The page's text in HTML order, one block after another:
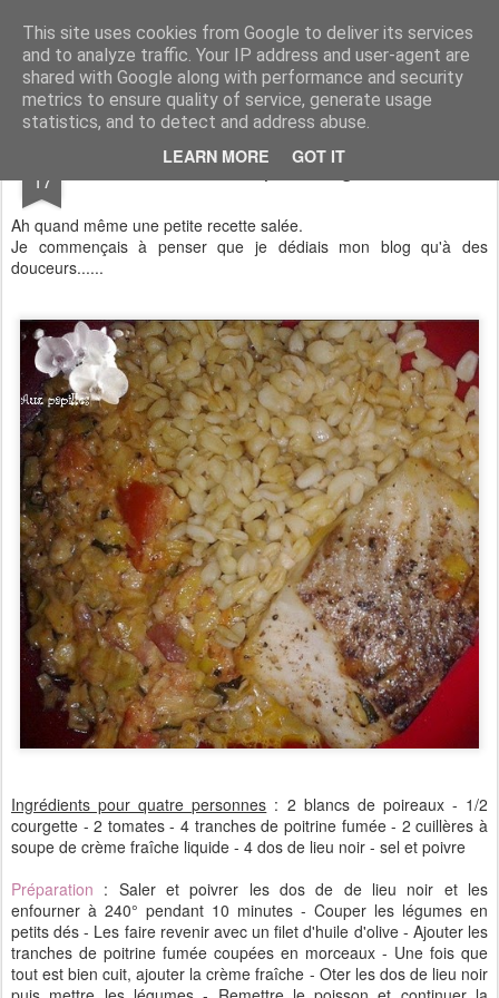
This site uses cookies from Google to deliver its services
and to analyze traffic. Your IP address and user-agent are
shared with Google along with performance and security
metrics to ensure quality of service, generate usage
statistics, and to detect and address abuse.
LEARN MORE GOT IT
Aux papilles by Virginie
17 Lieu noir et petits légumes
Ah quand même une petite recette salée.
Je commençais à penser que je dédiais mon blog qu'à des
douceurs......
Ingrédients pour quatre personnes : 2 blancs de poireaux - 1/2
courgette - 2 tomates - 4 tranches de poitrine fumée - 2 cuillères à
soupe de crème fraîche liquide - 4 dos de lieu noir - sel et poivre
Préparation : Saler et poivrer les dos de de lieu noir et les
enfourner à 240° pendant 10 minutes - Couper les légumes en
petits dés - Les faire revenir avec un filet d'huile d'olive - Ajouter les
tranches de poitrine fumée coupées en morceaux - Une fois que
tout est bien cuit, ajouter la crème fraîche - Oter les dos de lieu noir